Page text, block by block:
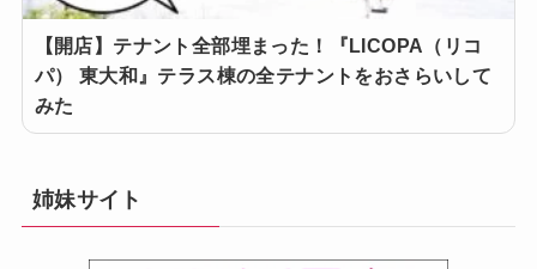
【開店】テナント全部埋まった！『LICOPA（リコ
パ） 東大和』テラス棟の全テナントをおさらいして
みた
姉妹サイト